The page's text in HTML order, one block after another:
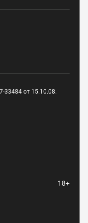
33484 от 15.10.08.
18+